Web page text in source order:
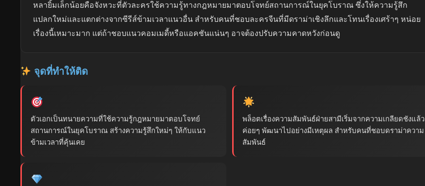
หลายิ้มเล็กน้อยคือจังหวะที่ตัวละครใช้ความรู้ทางกฎหมายมาตอบโจทย์สถานการณ์ในยุคโบราณ ซึ่งให้ความรู้สึก
แปลกใหม่และแตกต่างจากซีรีส์ข้ามเวลาแนวอื่น สำหรับคนที่ชอบละครจีนที่มีดราม่าเชิงลึกและโทนเรื่องเศร้าๆ หน่อย
เรื่องนี้เหมาะมาก แต่ถ้าชอบแนวคอมเมดี้หรือแอคชันแน่นๆ อาจต้องปรับความคาดหวังก่อนดู
จุดที่ทำให้ติด
ตัวเอกเป็นทนายความที่ใช้ความรู้กฎหมายมาตอบโจทย์
สถานการณ์ในยุคโบราณ สร้างความรู้สึกใหม่ๆ ให้กับแนว
ข้ามเวลาที่คุ้นเคย
พล็อตเรื่องความสัมพันธ์ฝ่ายสามีเริ่มจากความเกลียดชังแล้ว
ค่อยๆ พัฒนาไปอย่างมีเหตุผล สำหรับคนที่ชอบดราม่าความ
สัมพันธ์